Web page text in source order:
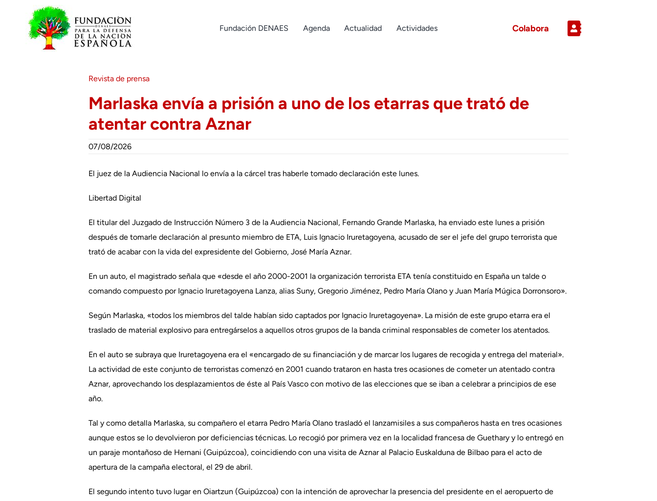
contenido
Fundación DENAES Agenda Actualidad Actividades Colabora
Revista de prensa
Marlaska envía a prisión a uno de los etarras que trató de
atentar contra Aznar
07/08/2026
El juez de la Audiencia Nacional lo envía a la cárcel tras haberle tomado declaración este lunes.
Libertad Digital
El titular del Juzgado de Instrucción Número 3 de la Audiencia Nacional, Fernando Grande Marlaska, ha enviado este lunes a prisión
después de tomarle declaración al presunto miembro de ETA, Luis Ignacio Iruretagoyena, acusado de ser el jefe del grupo terrorista que
trató de acabar con la vida del expresidente del Gobierno, José María Aznar.
En un auto, el magistrado señala que «desde el año 2000-2001 la organización terrorista ETA tenía constituido en España un talde o
comando compuesto por Ignacio Iruretagoyena Lanza, alias Suny, Gregorio Jiménez, Pedro María Olano y Juan María Múgica Dorronsoro».
Según Marlaska, «todos los miembros del talde habían sido captados por Ignacio Iruretagoyena». La misión de este grupo etarra era el
traslado de material explosivo para entregárselos a aquellos otros grupos de la banda criminal responsables de cometer los atentados.
En el auto se subraya que Iruretagoyena era el «encargado de su financiación y de marcar los lugares de recogida y entrega del material».
La actividad de este conjunto de terroristas comenzó en 2001 cuando trataron en hasta tres ocasiones de cometer un atentado contra
Aznar, aprovechando los desplazamientos de éste al País Vasco con motivo de las elecciones que se iban a celebrar a principios de ese
año.
Tal y como detalla Marlaska, su compañero el etarra Pedro María Olano trasladó el lanzamisiles a sus compañeros hasta en tres ocasiones
aunque estos se lo devolvieron por deficiencias técnicas. Lo recogió por primera vez en la localidad francesa de Guethary y lo entregó en
un paraje montañoso de Hernani (Guipúzcoa), coincidiendo con una visita de Aznar al Palacio Euskalduna de Bilbao para el acto de
apertura de la campaña electoral, el 29 de abril.
El segundo intento tuvo lugar en Oiartzun (Guipúzcoa) con la intención de aprovechar la presencia del presidente en el aeropuerto de